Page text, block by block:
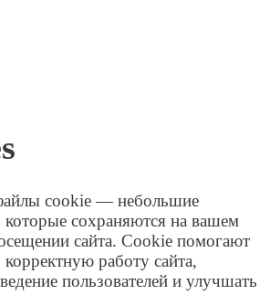
страницы,
нам улучшать
cookie:
сайта
посещений для
сайта.